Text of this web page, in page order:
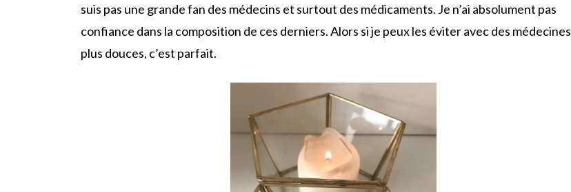
suis pas une grande fan des médecins et surtout des médicaments. Je n’ai absolument pas
confiance dans la composition de ces derniers. Alors si je peux les éviter avec des médecines
plus douces, c’est parfait.